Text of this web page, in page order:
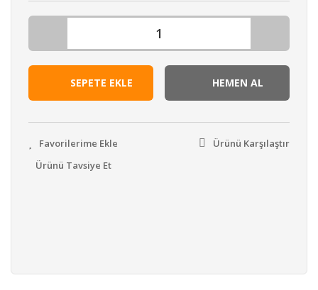
SEPETE EKLE HEMEN AL
Ürünü Karşılaştır
Ürünü Tavsiye Et